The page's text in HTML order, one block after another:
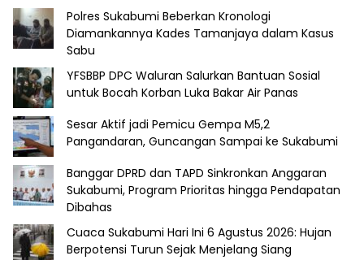
Polres Sukabumi Beberkan Kronologi
Diamankannya Kades Tamanjaya dalam Kasus
Sabu
YFSBBP DPC Waluran Salurkan Bantuan Sosial
untuk Bocah Korban Luka Bakar Air Panas
Sesar Aktif jadi Pemicu Gempa M5,2
Pangandaran, Guncangan Sampai ke Sukabumi
Banggar DPRD dan TAPD Sinkronkan Anggaran
Sukabumi, Program Prioritas hingga Pendapatan
Dibahas
Cuaca Sukabumi Hari Ini 6 Agustus 2026: Hujan
Berpotensi Turun Sejak Menjelang Siang